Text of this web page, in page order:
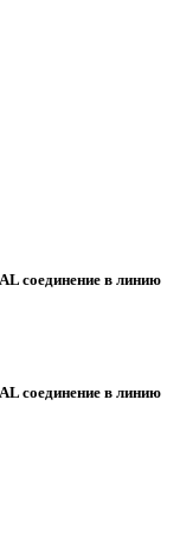
соединение в линию
соединение в линию